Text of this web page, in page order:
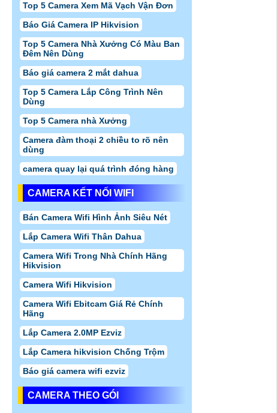
Top 5 Camera Xem Mã Vạch Vận Đơn
Báo Giá Camera IP Hikvision
Top 5 Camera Nhà Xưởng Có Màu Ban
Đêm Nên Dùng
Báo giá camera 2 mắt dahua
Top 5 Camera Lắp Công Trình Nên
Dùng
Top 5 Camera nhà Xưởng
Camera đàm thoại 2 chiều to rõ nên
dùng
camera quay lại quá trình đóng hàng
CAMERA KẾT NỐI WIFI
Bán Camera Wifi Hình Ảnh Siêu Nét
Lắp Camera Wifi Thân Dahua
Camera Wifi Trong Nhà Chính Hãng
Hikvision
Camera Wifi Hikvision
Camera Wifi Ebitcam Giá Rẻ Chính
Hãng
Lắp Camera 2.0MP Ezviz
Lắp Camera hikvision Chống Trộm
Báo giá camera wifi ezviz
CAMERA THEO GÓI